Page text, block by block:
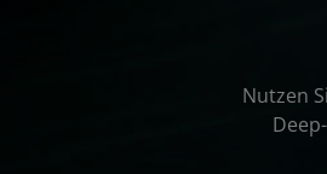
Nutzen